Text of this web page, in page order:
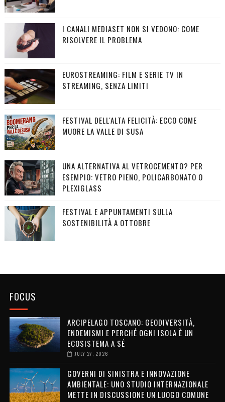
I CANALI MEDIASET NON SI VEDONO: COME
RISOLVERE IL PROBLEMA
EUROSTREAMING: FILM E SERIE TV IN
STREAMING, SENZA LIMITI
FESTIVAL DELL'ALTA FELICITÀ: ECCO COME
MUORE LA VALLE DI SUSA
UNA ALTERNATIVA AL VETROCEMENTO? PER
ESEMPIO: VETRO PIENO, POLICARBONATO O
PLEXIGLASS
FESTIVAL E APPUNTAMENTI SULLA
SOSTENIBILITÀ A OTTOBRE
FOCUS
ARCIPELAGO TOSCANO: GEODIVERSITÀ,
ENDEMISMI E PERCHÉ OGNI ISOLA È UN
ECOSISTEMA A SÉ
JULY 27, 2026
GOVERNI DI SINISTRA E INNOVAZIONE
AMBIENTALE: UNO STUDIO INTERNAZIONALE
METTE IN DISCUSSIONE UN LUOGO COMUNE